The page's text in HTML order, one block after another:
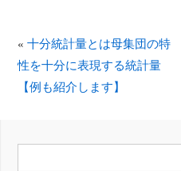
«十分統計量とは母集団の特
性を十分に表現する統計量
【例も紹介します】